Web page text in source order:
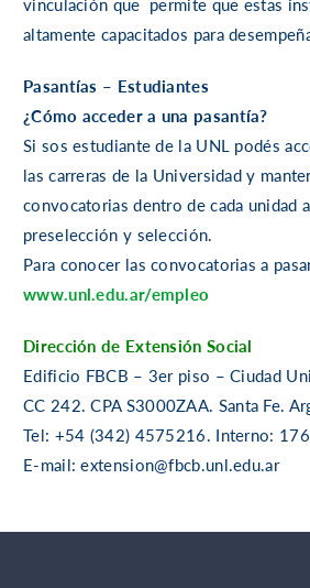
vinculación que permite que estas
altamente capacitados para
Pasantías – Estudiantes
¿Cómo acceder a una pasantía?
Si sos estudiante de la UNL podés
las carreras de la Universidad y
convocatorias dentro de cada unidad
preselección y selección.
Para conocer las convocatorias a
www.unl.edu.ar/empleo
Dirección de Extensión Social
Edificio FBCB – 3er piso – Ciudad
CC 242. CPA S3000ZAA. Santa Fe.
Tel: +54 (342) 4575216. Interno: 176
E-mail: extension@fbcb.unl.edu.ar